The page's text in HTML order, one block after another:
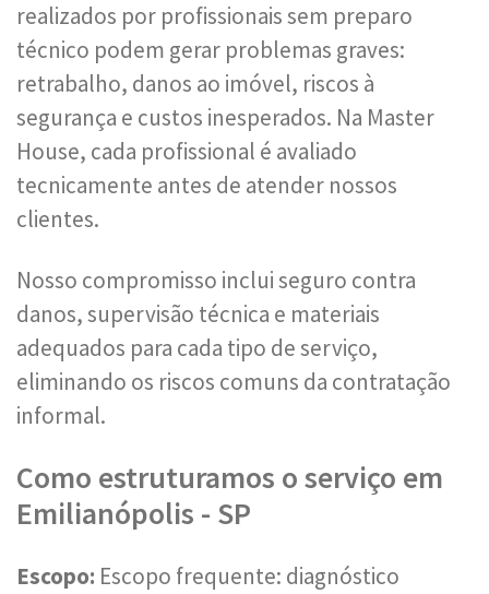
realizados por profissionais sem preparo
técnico podem gerar problemas graves:
retrabalho, danos ao imóvel, riscos à
segurança e custos inesperados. Na Master
House, cada profissional é avaliado
tecnicamente antes de atender nossos
clientes.
Nosso compromisso inclui seguro contra
danos, supervisão técnica e materiais
adequados para cada tipo de serviço,
eliminando os riscos comuns da contratação
informal.
Como estruturamos o serviço em
Emilianópolis - SP
Escopo: Escopo frequente: diagnóstico